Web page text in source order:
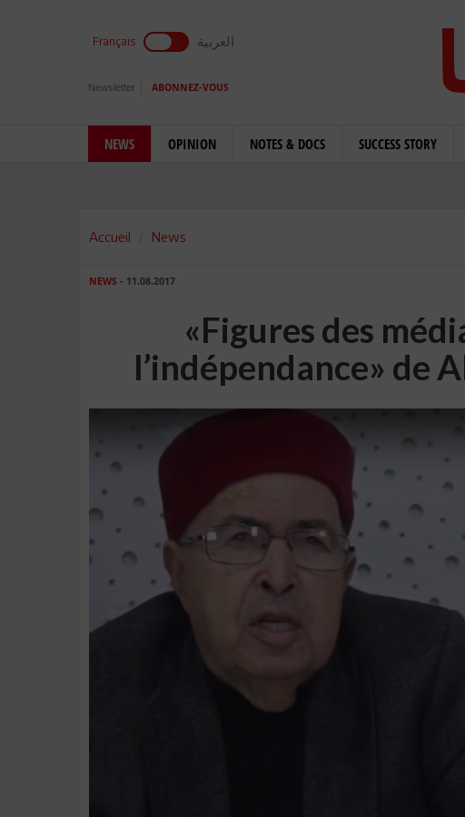
Français العربية
Newsletter ABONNEZ-VOUS
NEWS OPINION NOTES & DOCS SUCCESS STORY
Accueil News
NEWS - 11.08.2017
«Figures des
l’indépendance» de